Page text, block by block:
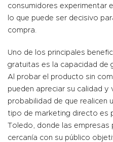
consumidores experimentar
lo que puede ser decisivo
compra.
Uno de los principales
gratuitas es la capacidad de
Al probar el producto sin
pueden apreciar su calidad y
probabilidad de que realicen
tipo de marketing directo es
Toledo, donde las empresas
cercanía con su público